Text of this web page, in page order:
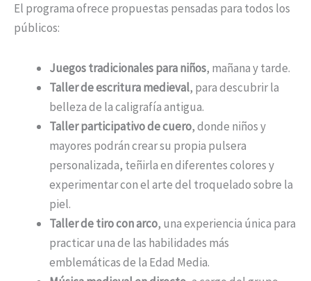
El programa ofrece propuestas pensadas para todos los
públicos:
Juegos tradicionales para niños, mañana y tarde.
Taller de escritura medieval, para descubrir la
belleza de la caligrafía antigua.
Taller participativo de cuero, donde niños y
mayores podrán crear su propia pulsera
personalizada, teñirla en diferentes colores y
experimentar con el arte del troquelado sobre la
piel.
Taller de tiro con arco, una experiencia única para
practicar una de las habilidades más
emblemáticas de la Edad Media.